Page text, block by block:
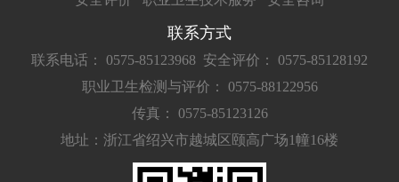
联系方式
联系电话： 0575-85123968 安全评价： 0575-85128192
职业卫生检测与评价： 0575-88122956
传真： 0575-85123126
地址：浙江省绍兴市越城区颐高广场1幢16楼